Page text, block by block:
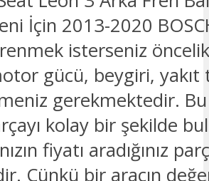
İçin 2013-2020
isterseniz
gücü, beygiri,
gerekmektedir.
kolay bir şekilde
fiyatı aradığınız
Çünkü bir aracın